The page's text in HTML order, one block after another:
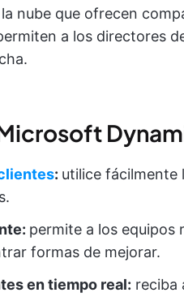
nube que ofrecen
a los directores
: utilice fácilmente
permite a los equipos
formas de mejorar.
en tiempo real: reciba